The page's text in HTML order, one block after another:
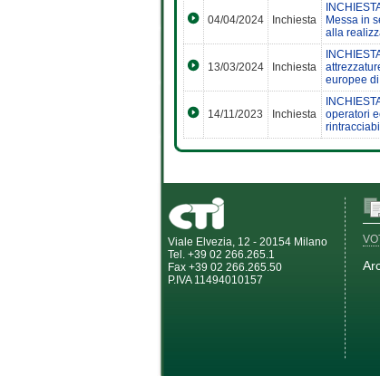
04/04/2024 Inchiesta
Messa in
alla
13/03/2024 Inchiesta
europee
14/11/2023 Inchiesta
operatori
Viale Elvezia, 12 - 20154 Milano
Tel. +39 02 266.265.1
Fax +39 02 266.265.50
P.IVA 11494010157